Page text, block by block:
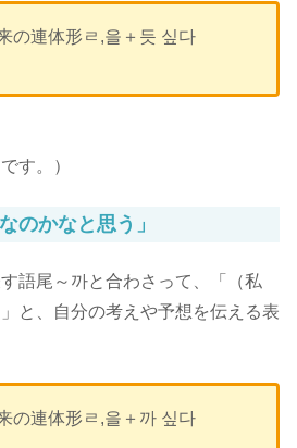
の連体形ㄹ,을＋듯 싶다
す。）
のかなと思う」
語尾～까と合わさって、「（私
と、
自分の考えや予想を伝える表
の連体形ㄹ,을＋까 싶다